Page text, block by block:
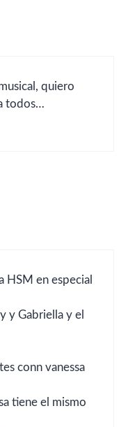
quiero
todos…
en especial
y Gabriella y el
conn vanessa
tiene el mismo